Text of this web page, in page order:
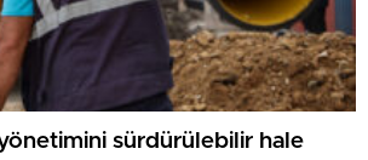
sürdürülebilir hale